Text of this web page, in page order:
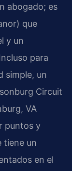
abogado; es
que
y un
para
simple, un
Circuit
VA
puntos y
tiene un
en el